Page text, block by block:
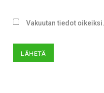
Vakuutan tiedot oikeiksi.
LÄHETÄ